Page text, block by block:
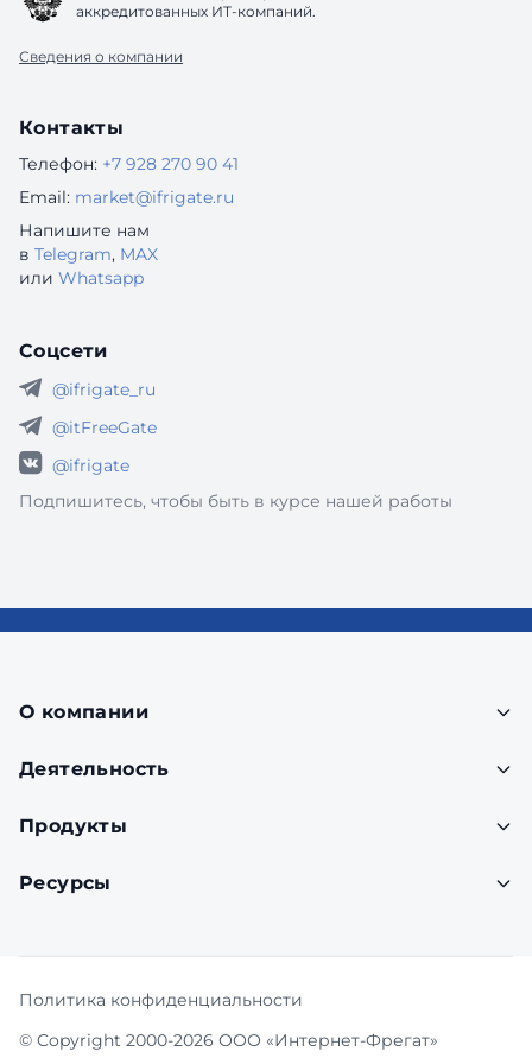
аккредитованных ИТ-компаний.
Сведения о компании
Контакты
Телефон: +7 928 270 90 41
Email: market@ifrigate.ru
Напишите нам
в Telegram, MAX
или Whatsapp
Соцсети
@ifrigate_ru
@itFreeGate
@ifrigate
Подпишитесь, чтобы быть в курсе нашей работы
О компании
Деятельность
Продукты
Ресурсы
© Copyright 2000-2026 ООО «Интернет-Фрегат»
Политика конфиденциальности